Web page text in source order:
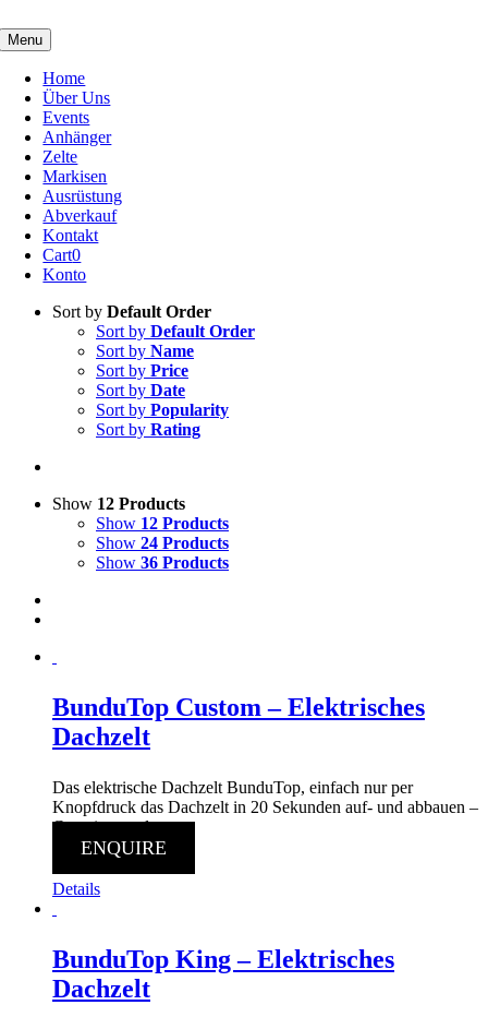
to
content
Menu
Home
Über Uns
Events
Anhänger
Zelte
Markisen
Ausrüstung
Abverkauf
Kontakt
Cart0
Konto
Sort by Default Order
Sort by Default Order
Sort by Name
Sort by Price
Sort by Date
Sort by Popularity
Sort by Rating
Show 12 Products
Show 12 Products
Show 24 Products
Show 36 Products
BunduTop Custom – Elektrisches
Dachzelt
Das elektrische Dachzelt BunduTop, einfach nur per
Knopfdruck das Dachzelt in 20 Sekunden auf- und abbauen –
Camping made easy.
ENQUIRE
Details
BunduTop King – Elektrisches
Dachzelt